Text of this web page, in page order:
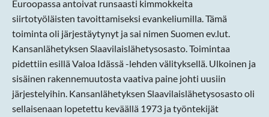
Euroopassa antoivat runsaasti kimmokkeita
siirtotyöläisten tavoittamiseksi evankeliumilla. Tämä
toiminta oli järjestäytynyt ja sai nimen Suomen ev.lut.
Kansanlähetyksen Slaavilaislähetysosasto. Toimintaa
pidettiin esillä Valoa Idässä -lehden välityksellä. Ulkoinen ja
sisäinen rakennemuutosta vaativa paine johti uusiin
järjestelyihin. Kansanlähetyksen Slaavilaislähetysosasto oli
sellaisenaan lopetettu keväällä 1973 ja työntekijät